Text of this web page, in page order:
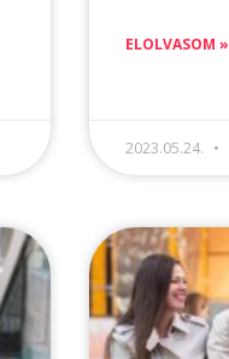
ELOLVASOM »
2023.05.24.